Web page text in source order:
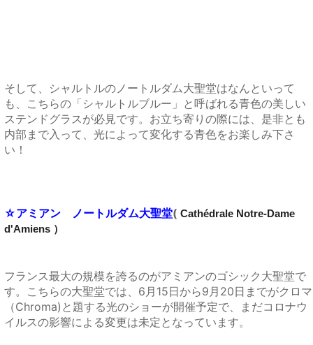
そして、シャルトルのノートルダム大聖堂はなんといって
も、こちらの「シャルトルブルー」と呼ばれる青色の美しい
ステンドグラスが必見です。お立ち寄りの際には、是非とも
内部まで入って、光によって変化する青色をお楽しみ下さ
い！
☆アミアン ノートルダム大聖堂( Cathédrale Notre-Dame
d'Amiens ）
フランス最大の規模を誇るのがアミアンのゴシック大聖堂で
す。こちらの大聖堂では、6月15日から9月20日までがクロマ
（Chroma)と題する光のショーが開催予定で、まだコロナウ
イルスの影響による変更は未定となっています。